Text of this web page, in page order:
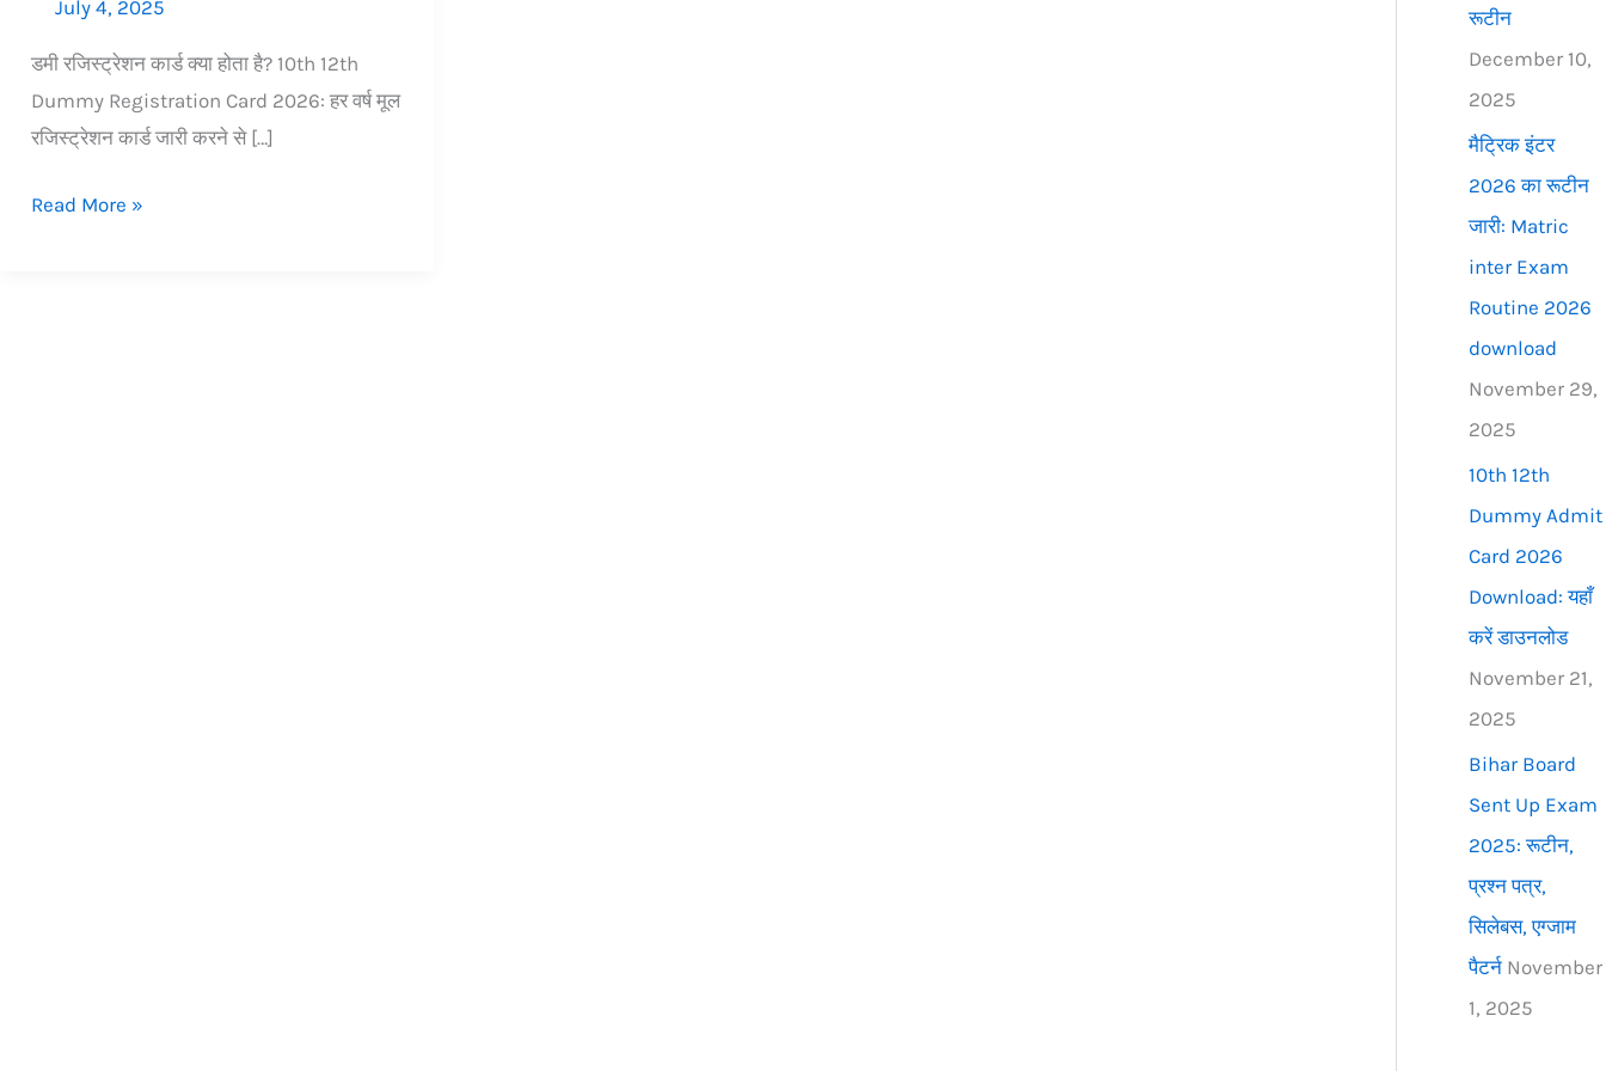
July 4, 2025
डमी रजिस्ट्रेशन कार्ड क्या होता है? 10th 12th
Dummy Registration Card 2026: हर वर्ष मूल
रजिस्ट्रेशन कार्ड जारी करने से […]
Read More »
रूटीन
December 10,
2025
मैट्रिक इंटर
2026 का रूटीन
जारी: Matric
inter Exam
Routine 2026
download
November 29,
2025
10th 12th
Dummy Admit
Card 2026
Download: यहाँ
करें डाउनलोड
November 21,
2025
Bihar Board
Sent Up Exam
2025: रूटीन,
प्रश्न पत्र,
सिलेबस, एग्जाम
पैटर्न November
1, 2025